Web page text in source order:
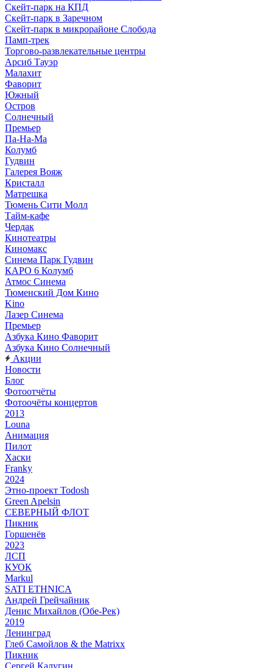
Скейт-парк на КПД
Скейт-парк в Заречном
Скейт-парк в микрорайоне Слобода
Памп-трек
Торгово-развлекательные центры
Арсиб Тауэр
Малахит
Фаворит
Южный
Остров
Солнечный
Премьер
Па-На-Ма
Колумб
Гудвин
Галерея Вояж
Кристалл
Матрешка
Тюмень Сити Молл
Тайм-кафе
Чердак
Кинотеатры
Киномакс
Синема Парк Гудвин
КАРО 6 Колумб
Атмос Синема
Тюменский Дом Кино
Kino
Лазер Синема
Премьер
Азбука Кино Фаворит
Азбука Кино Солнечный
Акции
Новости
Блог
Фотоотчёты
Фотоочёты концертов
2013
Louna
Анимация
Пилот
Хаски
Franky
2024
Этно-проект Todosh
Green Apelsin
СЕВЕРНЫЙ ФЛОТ
Пикник
Горшенёв
2023
ЛСП
КУОК
Markul
SATI ETHNICA
Андрей Грейчайник
Денис Михайлов (Обе-Рек)
2019
Ленинград
Глеб Самойлов & the Matrixx
Пикник
Сергей Калугин